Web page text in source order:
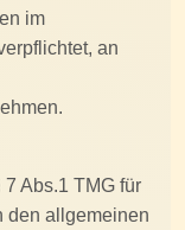
im
an
Abs.1 TMG für
den allgemeinen